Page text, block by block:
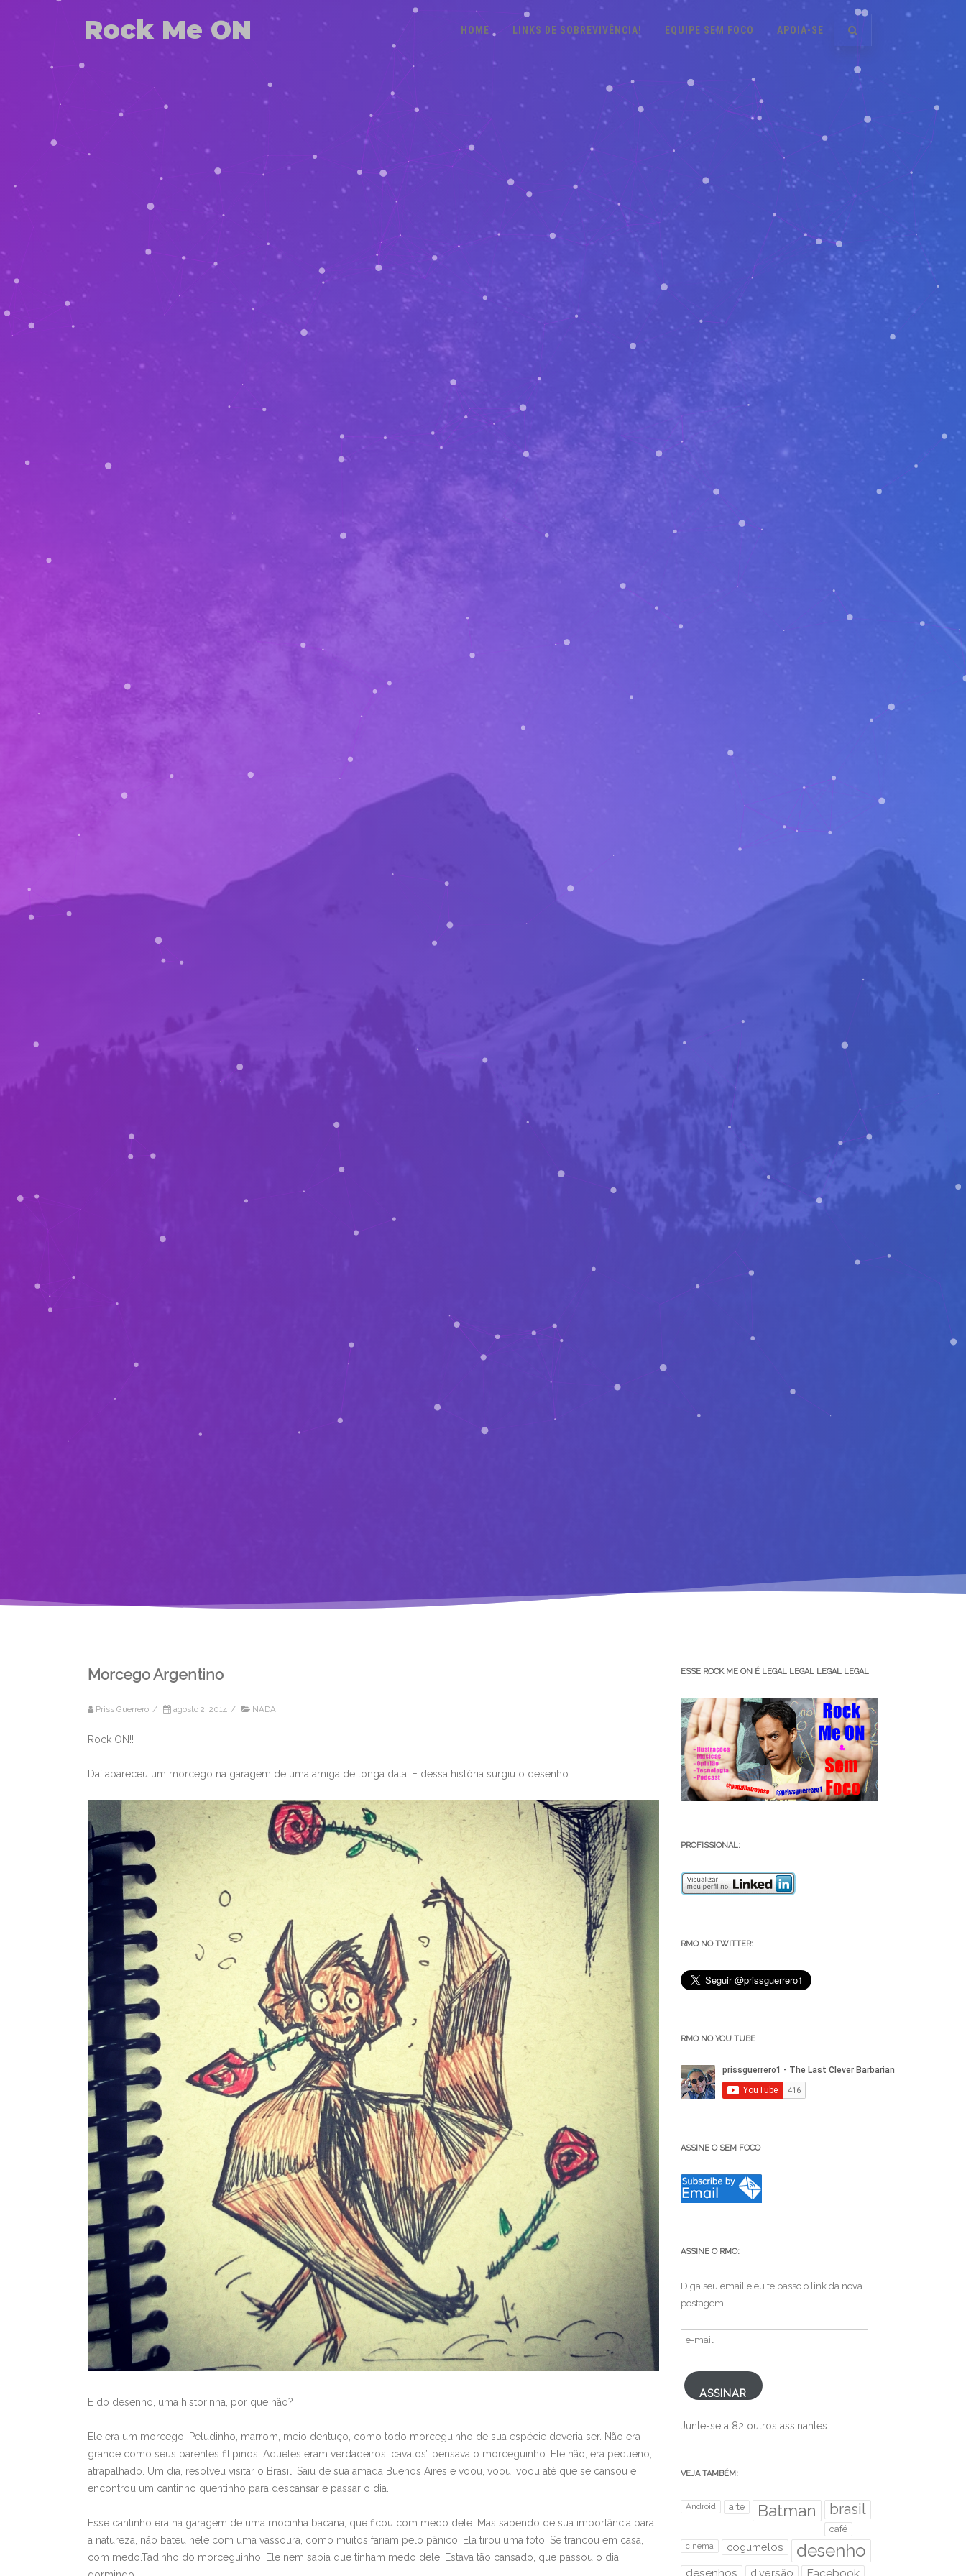
Rock Me ON HOME LINKS DE SOBREVIVÊNCIA! EQUIPE SEM FOCO APOIA-SE
Morcego Argentino
Priss Guerrero / agosto 2, 2014 / NADA
Rock ON!!
Daí apareceu um morcego na garagem de uma amiga de longa data. E dessa história surgiu o desenho:
E do desenho, uma historinha, por que não?
Ele era um morcego. Peludinho, marrom, meio dentuço, como todo morceguinho de sua espécie deveria ser. Não era
grande como seus parentes filipinos. Aqueles eram verdadeiros ‘cavalos’, pensava o morceguinho. Ele não, era pequeno,
atrapalhado. Um dia, resolveu visitar o Brasil. Saiu de sua amada Buenos Aires e voou, voou, voou até que se cansou e
encontrou um cantinho quentinho para descansar e passar o dia.
Esse cantinho era na garagem de uma mocinha bacana, que ficou com medo dele. Mas sabendo de sua importância para
a natureza, não bateu nele com uma vassoura, como muitos fariam pelo pânico! Ela tirou uma foto. Se trancou em casa,
com medo.Tadinho do morceguinho! Ele nem sabia que tinham medo dele! Estava tão cansado, que passou o dia
ESSE ROCK ME ON É LEGAL LEGAL LEGAL LEGAL
PROFISSIONAL:
RMO NO TWITTER:
RMO NO YOU TUBE
ASSINE O SEM FOCO
ASSINE O RMO:
Diga seu email e eu te passo o link da nova
postagem!
e-
mail
ASSINAR
Junte-se a 82 outros assinantes
VEJA TAMBÉM:
Android arte Batman brasil
café
cinema cogumelos desenho
desenhos diversão Facebook